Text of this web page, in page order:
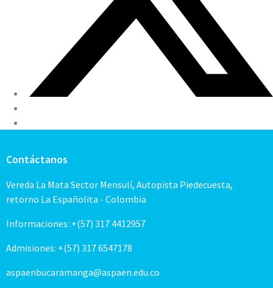
Contáctanos
Vereda La Mata Sector Mensulí, Autopista Piedecuesta,
retorno La Españolita - Colombia
Informaciones: +(57) 317 4412957
Admisiones: +(57) 317 6547178
aspaenbucaramanga@aspaen.edu.co